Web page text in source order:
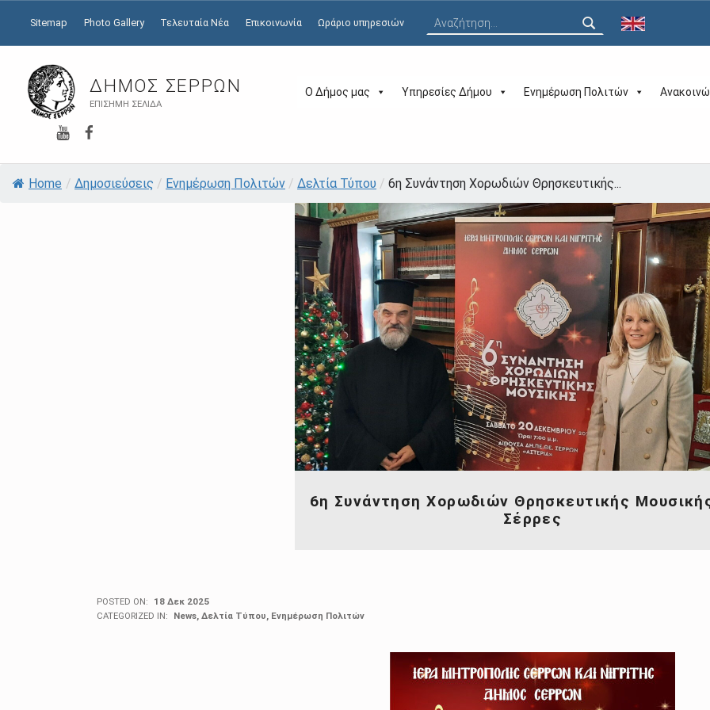
ΔΉΜΟΣ ΣΕΡΡΏΝ
ΕΠΊΣΗΜΗ ΣΕΛΊΔΑ
Ο Δήμος μας Υπηρεσίες Δήμου Ενημέρωση Πολιτών
YouTube
Sitemap Photo Gallery Τελευταία Νέα Επικοινωνία Ωράριο υπηρεσιών
Home / Δημοσιεύσεις / Ενημέρωση Πολιτών / Δελτία Τύπου / 6η Συνάντηση Χορωδιών Θρησκευτικής...
6η Συνάντηση Χορωδιών Θρησκευτικής
Σέρρες
POSTED ON:
18 Δεκ 2025
CATEGORIZED IN:
News,Δελτία Τύπου, Ενημέρωση Πολιτών